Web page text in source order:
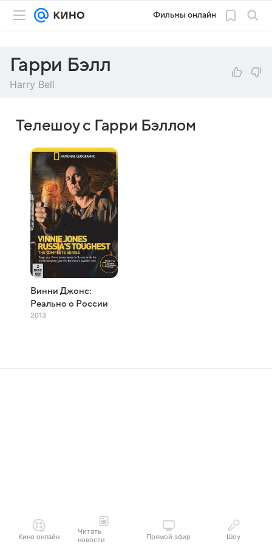
Фильмы онлайн
Гарри Бэлл
Harry Bell
Телешоу с Гарри Бэллом
Винни Джонс:
Реально о России
2013
Кино онлайн
Читать
новости
Прямой эфир Шоу